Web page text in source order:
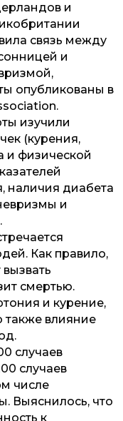
и
связь между
и
опубликованы в
изучили
(курения,
и физической
наличия диабета
и
Как правило,
смертью.
и курение,
также влияние
случаев
случаев
числе
Выяснилось, что
к